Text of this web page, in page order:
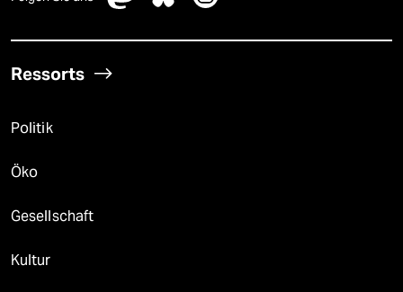
Ressorts
Politik
Öko
Gesellschaft
Kultur